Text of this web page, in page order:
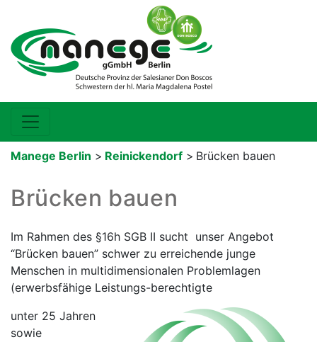
Manege Berlin > Reinickendorf > Brücken bauen
Brücken bauen
Im Rahmen des §16h SGB II sucht unser Angebot
“Brücken bauen” schwer zu erreichende junge
Menschen in multidimensionalen Problemlagen
(erwerbsfähige Leistungs-berechtigte
unter 25 Jahren
sowie